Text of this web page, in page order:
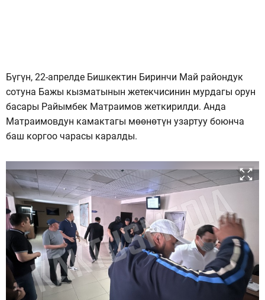
Бүгүн, 22-апрелде Бишкектин Биринчи Май райондук
сотуна Бажы кызматынын жетекчисинин мурдагы орун
басары Райымбек Матраимов жеткирилди. Анда
Матраимовдун камактагы мөөнөтүн узартуу боюнча
баш коргоо чарасы каралды.